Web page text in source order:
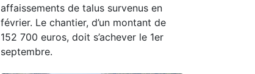
affaissements de talus survenus en
février. Le chantier, d’un montant de
152 700 euros, doit s’achever le 1er
septembre.